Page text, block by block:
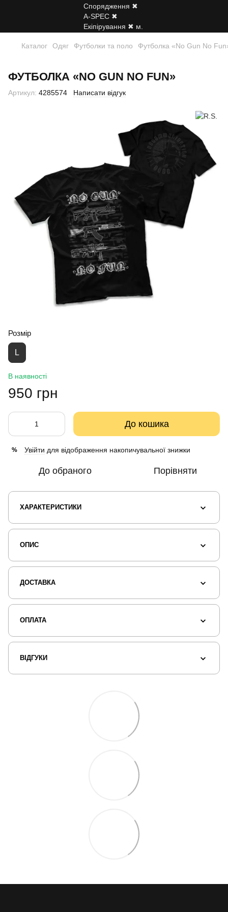
Каталог Одяг Футболки та поло Футболка «No Gun No
ФУТБОЛКА «NO GUN NO FUN»
Артикул: 4285574 Написати відгук
Розмір
L
В наявності
950 грн
До кошика
% Увійти для відображення накопичувальної знижки
До обраного Порівняти
ХАРАКТЕРИСТИКИ
ОПИС
ДОСТАВКА
ОПЛАТА
ВІДГУКИ